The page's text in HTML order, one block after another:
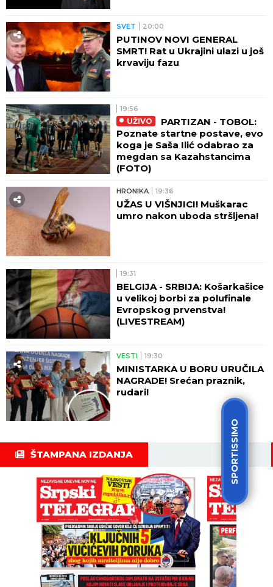
SPORTISSIMO
SVET 20:00
PUTINOV NOVI GENERAL
SMRT! Rat u Ukrajini ulazi u još
krvaviju fazu
19:56
UŽIVO
PARTIZAN - TOBOL:
Poznate startne postave, evo
koga je Saša Ilić odabrao za
megdan sa Kazahstancima
(FOTO)
HRONIKA 19:36
UŽAS U VIŠNJICI! Muškarac
umro nakon uboda stršljena!
19:31
BELGIJA - SRBIJA: Košarkašice
u velikoj borbi za polufinale
Evropskog prvenstva!
(LIVESTREAM)
VESTI 19:30
MINISTARKA U BORU URUČILA
NAGRADE! Srećan praznik,
rudari!
ŠTAMPANA IZDANJA